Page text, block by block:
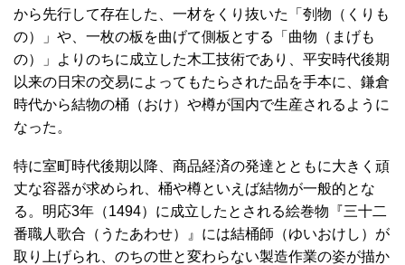
から先行して存在した、一材をくり抜いた「刳物（くりも
の）」や、一枚の板を曲げて側板とする「曲物（まげも
の）」よりのちに成立した木工技術であり、平安時代後期
以来の日宋の交易によってもたらされた品を手本に、鎌倉
時代から結物の桶（おけ）や樽が国内で生産されるように
なった。
特に室町時代後期以降、商品経済の発達とともに大きく頑
丈な容器が求められ、桶や樽といえば結物が一般的とな
る。明応3年（1494）に成立したとされる絵巻物『三十二
番職人歌合（うたあわせ）』には結桶師（ゆいおけし）が
取り上げられ、のちの世と変わらない製造作業の姿が描か